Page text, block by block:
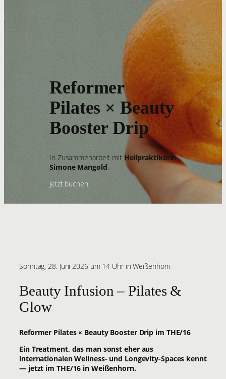
Reformer
Pilates × Beauty
Booster Drip
In Zusammenarbeit mit Heilpraktikerin
Simone Mangold.
Jetzt buchen
Sonntag, 28. Juni 2026 um 14 Uhr in Weißenhorn
Beauty Infusion – Pilates &
Glow
Reformer Pilates × Beauty Booster Drip im THE/16
Ein Treatment, das man sonst eher aus
internationalen Wellness- und Longevity-Spaces kennt
— jetzt im THE/16 in Weißenhorn.